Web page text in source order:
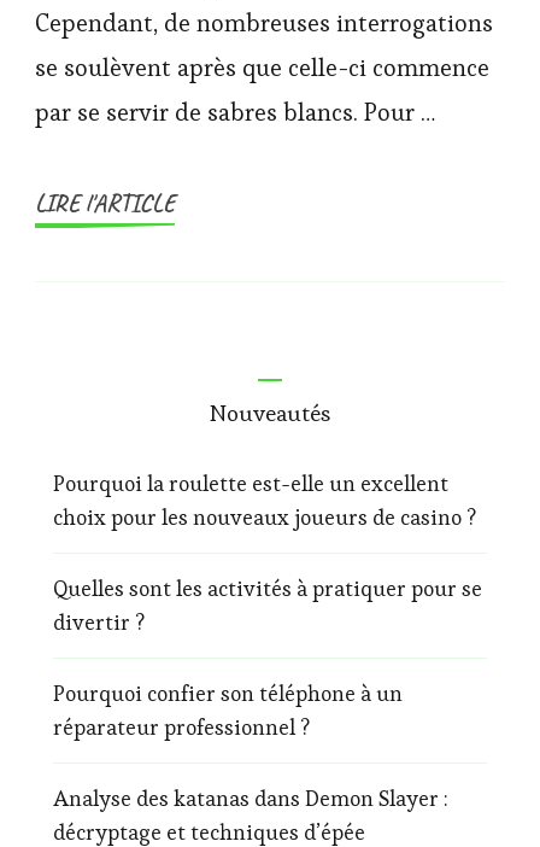
Cependant, de nombreuses interrogations
se soulèvent après que celle-ci commence
par se servir de sabres blancs. Pour …
LIRE l'ARTICLE
Nouveautés
Pourquoi la roulette est-elle un excellent
choix pour les nouveaux joueurs de casino ?
Quelles sont les activités à pratiquer pour se
divertir ?
Pourquoi confier son téléphone à un
réparateur professionnel ?
Analyse des katanas dans Demon Slayer :
décryptage et techniques d’épée